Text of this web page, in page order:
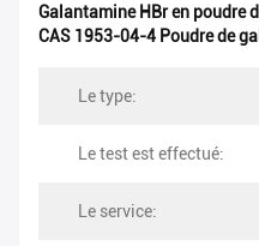
Galantamine HBr en poudre
CAS 1953-04-4 Poudre de
Le type:
Le test est effectué:
Le service: